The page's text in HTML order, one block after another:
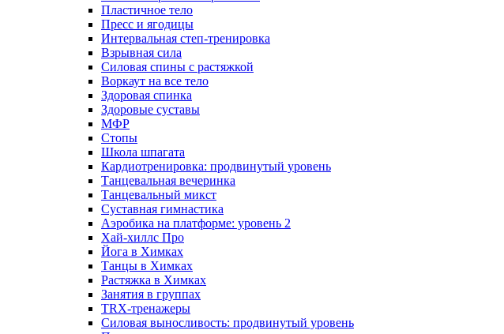
Пластичное тело
Пресс и ягодицы
Интервальная степ-тренировка
Взрывная сила
Силовая спины с растяжкой
Воркаут на все тело
Здоровая спинка
Здоровые суставы
МФР
Стопы
Школа шпагата
Кардиотренировка: продвинутый уровень
Танцевальная вечеринка
Танцевальный микст
Суставная гимнастика
Аэробика на платформе: уровень 2
Хай-хиллс Про
Йога в Химках
Танцы в Химках
Растяжка в Химках
Занятия в группах
TRX-тренажеры
Силовая выносливость: продвинутый уровень